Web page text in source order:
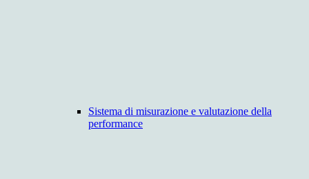
Sistema di misurazione e valutazione della
performance